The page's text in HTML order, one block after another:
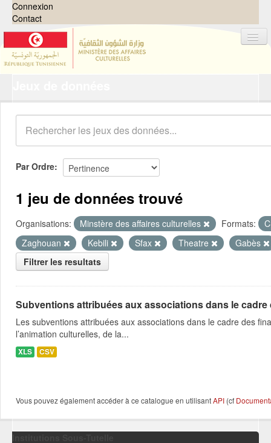
Connexion
Contact
Organisations
Groupes
Demandes 0
À propos
Par Ordre
1 jeu de données trouvé
Organisations: Minstère des affaires culturelles Formats:
Zaghouan
Kebili Sfax Theatre
Gabès
Filtrer les resultats
Subventions attribuées aux associations dans le
Les subventions attribuées aux associations dans le cadre des
l’animation culturelles, de la...
XLS CSV
Vous pouvez également accéder à ce catalogue en utilisantAPI (cf